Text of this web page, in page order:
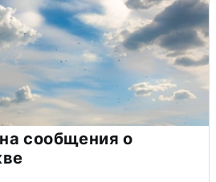
сообщения о